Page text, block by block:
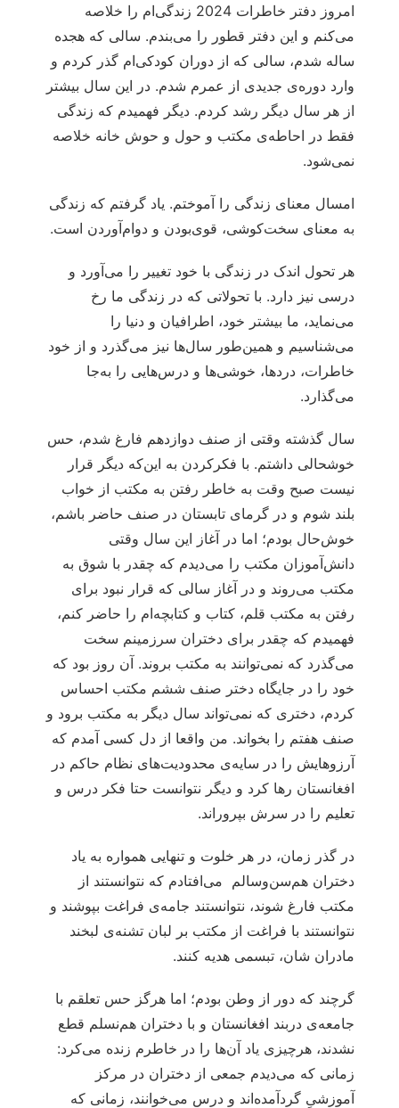
امروز دفتر خاطرات 2024 زندگی‌ام را خلاصه
می‌کنم و این دفتر قطور را می‌بندم. سالی که هجده
ساله شدم، سالی که از دوران کودکی‌ام گذر کردم و
وارد دوره‌ی جدیدی از عمرم شدم. در این سال بیشتر
از هر سال دیگر رشد کردم. دیگر فهمیدم که زندگی
فقط در احاطه‌ی مکتب و حول و حوش خانه خلاصه
نمی‌شود.
امسال معنای زندگی را آموختم. یاد گرفتم که زندگی
به معنای سخت‌‌کوشی، قوی‌بودن و دوام‌آوردن است.
هر تحول اندک در زندگی با خود تغییر را می‌آورد و
درسی نیز دارد. با تحولاتی که در زندگی ما رخ
می‌نماید، ما بیشتر خود، اطرافیان و دنیا را
می‌شناسیم و همین‌طور سال‌ها نیز می‌گذرد و از خود
خاطرات، دردها، خوشی‌ها و درس‌هایی را به‌جا
می‌گذارد.
سال گذشته وقتی از صنف دوازدهم فارغ شدم، حس
خوشحالی داشتم. با فکرکردن به این‌که دیگر قرار
نیست صبح وقت به خاطر رفتن به مکتب از خواب
بلند شوم و در گرمای تابستان در صنف حاضر باشم،
خوش‌حال بودم؛ اما در آغاز این سال وقتی
دانش‌‌آموزان مکتب را می‌دیدم که چقدر با شوق به
مکتب می‌روند و در آغاز سالی که قرار نبود برای
رفتن به مکتب قلم، کتاب و کتابچه‌ام را حاضر کنم،
فهمیدم که چقدر برای دختران سرزمینم سخت
می‌گذرد که نمی‌توانند به مکتب بروند. آن روز بود که
خود را در جایگاه دختر صنف ششم مکتب احساس
کردم، دختری که نمی‌تواند سال دیگر به مکتب برود و
صنف هفتم را بخواند. من واقعا از دل کسی آمدم که
آرزوهایش را در سایه‌ی محدودیت‌های نظام حاکم در
افغانستان رها کرد و دیگر نتوانست حتا فکر درس و
تعلیم را در سرش بپروراند.
در گذر زمان، در هر خلوت و تنهایی همواره به یاد
دختران هم‌سن‌وسالم می‌افتادم که نتوانستند از
مکتب فارغ شوند، نتوانستند جامه‌ی فراغت بپوشند و
نتوانستند با فراغت از مکتب بر لبان تشنه‌ی لبخند
مادران شان، تبسمی هدیه کنند.
گرچند که دور از وطن بودم؛ اما هرگز حس تعلقم با
جامعه‌ی دربند افغانستان و با دختران هم‌نسلم قطع
نشدند، هرچیزی یاد آن‌ها را در خاطرم زنده می‌کرد:
زمانی که می‌دیدم جمعی از دختران در مرکز
آموزشی‌ِ گردآمده‌اند و درس می‌خوانند، زمانی که